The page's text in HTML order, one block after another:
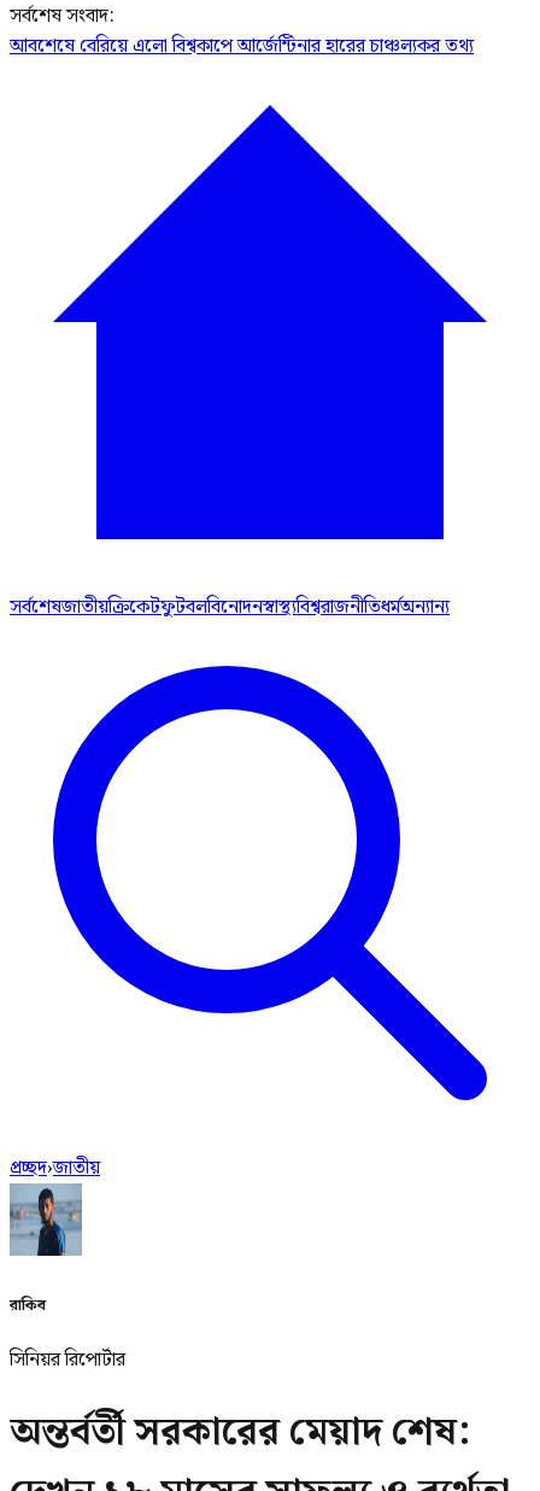
সর্বশেষ সংবাদ:
আবশেষে বেরিয়ে এলো বিশ্বকাপে আর্জেন্টিনার হারের চাঞ্চল্যকর তথ্য
সর্বশেষজাতীয়ক্রিকেটফুটবলবিনোদনস্বাস্থ্যবিশ্বরাজনীতিধর্মঅন্যান্য
প্রচ্ছদ›জাতীয়
রাকিব
সিনিয়র রিপোর্টার
অন্তর্বর্তী সরকারের মেয়াদ শেষ: